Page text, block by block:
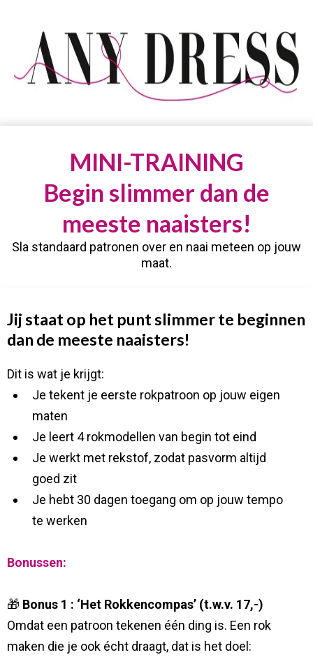
MINI-TRAINING
Begin slimmer dan de
meeste naaisters!
Sla standaard patronen over en naai meteen op jouw
maat.
Jij staat op het punt slimmer te beginnen
dan de meeste naaisters!
Dit is wat je krijgt:
Je tekent je eerste rokpatroon op jouw eigen
maten
Je leert 4 rokmodellen van begin tot eind
Je werkt met rekstof, zodat pasvorm altijd
goed zit
Je hebt 30 dagen toegang om op jouw tempo
te werken
Bonussen:
🎁 Bonus 1 : ‘Het Rokkencompas’ (t.w.v. 17,-)
Omdat een patroon tekenen één ding is. Een rok
maken die je ook écht draagt, dat is het doel: